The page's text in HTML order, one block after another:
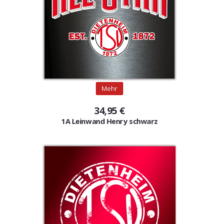
Mehr
34,95 €
1A Leinwand Henry schwarz